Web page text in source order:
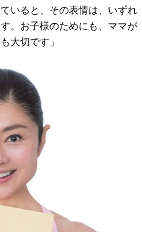
いると、その表情は、いずれ
。お子様のためにも、ママが
大切です」